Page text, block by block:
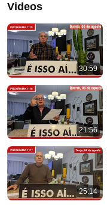
Videos
30:59
21:56
25:14